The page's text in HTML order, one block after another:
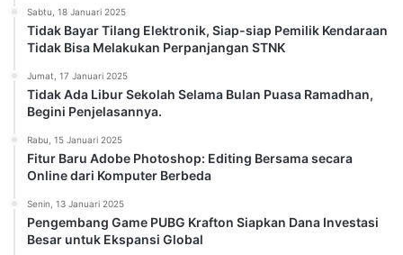
Sabtu, 18 Januari 2025
Tidak Bayar Tilang Elektronik, Siap-siap Pemilik Kendaraan
Tidak Bisa Melakukan Perpanjangan STNK
Jumat, 17 Januari 2025
Tidak Ada Libur Sekolah Selama Bulan Puasa Ramadhan,
Begini Penjelasannya.
Rabu, 15 Januari 2025
Fitur Baru Adobe Photoshop: Editing Bersama secara
Online dari Komputer Berbeda
Senin, 13 Januari 2025
Pengembang Game PUBG Krafton Siapkan Dana Investasi
Besar untuk Ekspansi Global